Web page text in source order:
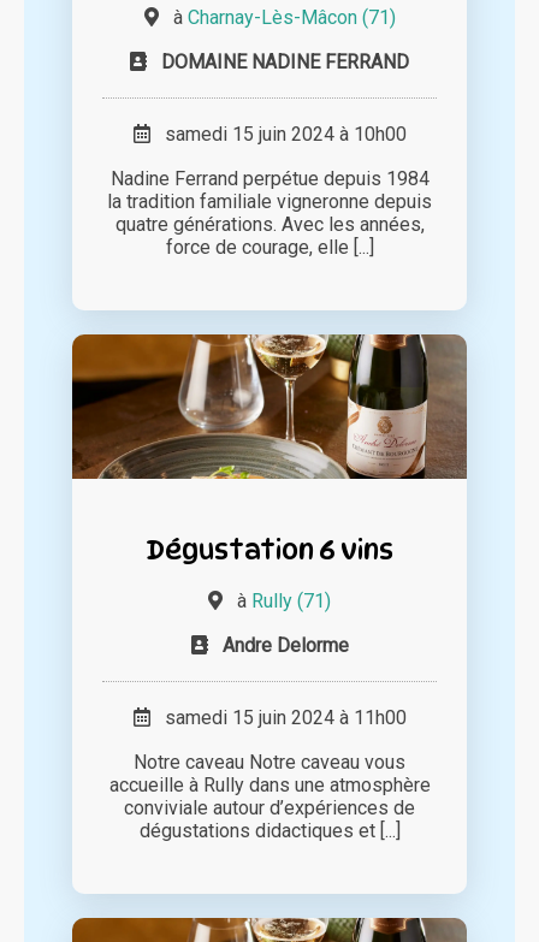
à Charnay-Lès-Mâcon (71)
DOMAINE NADINE FERRAND
samedi 15 juin 2024 à 10h00
Nadine Ferrand perpétue depuis 1984
la tradition familiale vigneronne depuis
quatre générations. Avec les années,
force de courage, elle [...]
Dégustation 6 vins
à Rully (71)
Andre Delorme
samedi 15 juin 2024 à 11h00
Notre caveau Notre caveau vous
accueille à Rully dans une atmosphère
conviviale autour d’expériences de
dégustations didactiques et [...]